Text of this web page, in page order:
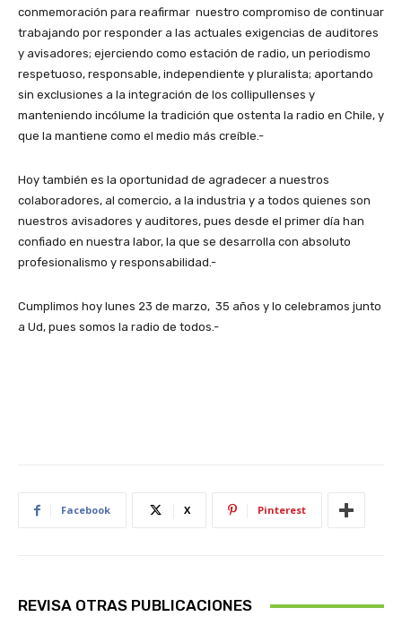
conmemoración para reafirmar nuestro compromiso de continuar
trabajando por responder a las actuales exigencias de auditores
y avisadores; ejerciendo como estación de radio, un periodismo
respetuoso, responsable, independiente y pluralista; aportando
sin exclusiones a la integración de los collipullenses y
manteniendo incólume la tradición que ostenta la radio en Chile, y
que la mantiene como el medio más creíble.-
Hoy también es la oportunidad de agradecer a nuestros
colaboradores, al comercio, a la industria y a todos quienes son
nuestros avisadores y auditores, pues desde el primer día han
confiado en nuestra labor, la que se desarrolla con absoluto
profesionalismo y responsabilidad.-
Cumplimos hoy lunes 23 de marzo, 35 años y lo celebramos junto
a Ud, pues somos la radio de todos.-
Facebook X Pinterest
REVISA OTRAS PUBLICACIONES